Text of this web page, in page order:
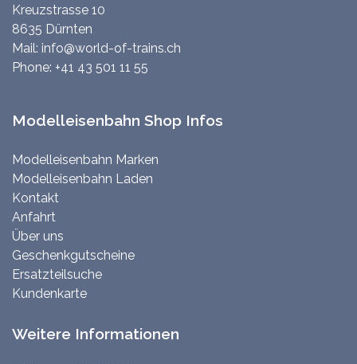
Kreuzstrasse 10
8635 Dürnten
Mail: info@world-of-trains.ch
Phone: +41 43 501 11 55
Modelleisenbahn Shop Infos
Modelleisenbahn Marken
Modelleisenbahn Laden
Kontakt
Anfahrt
Über uns
Geschenkgutscheine
Ersatzteilsuche
Kundenkarte
Weitere Informationen